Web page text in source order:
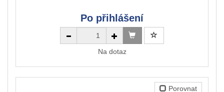
Po přihlášení
Na dotaz
Porovnat